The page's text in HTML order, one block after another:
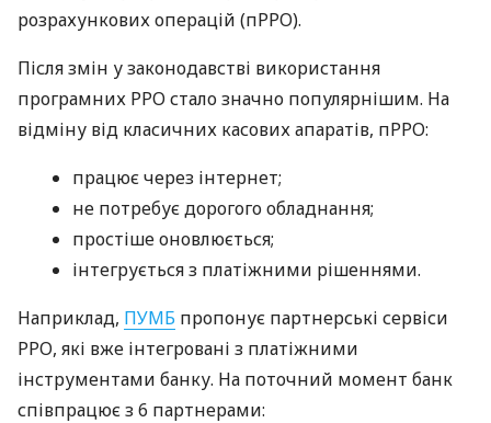
розрахункових операцій (пРРО).
Після змін у законодавстві використання
програмних РРО стало значно популярнішим. На
відміну від класичних касових апаратів, пРРО:
працює через інтернет;
не потребує дорогого обладнання;
простіше оновлюється;
інтегрується з платіжними рішеннями.
Наприклад, ПУМБ пропонує партнерські сервіси
РРО, які вже інтегровані з платіжними
інструментами банку. На поточний момент банк
співпрацює з 6 партнерами: